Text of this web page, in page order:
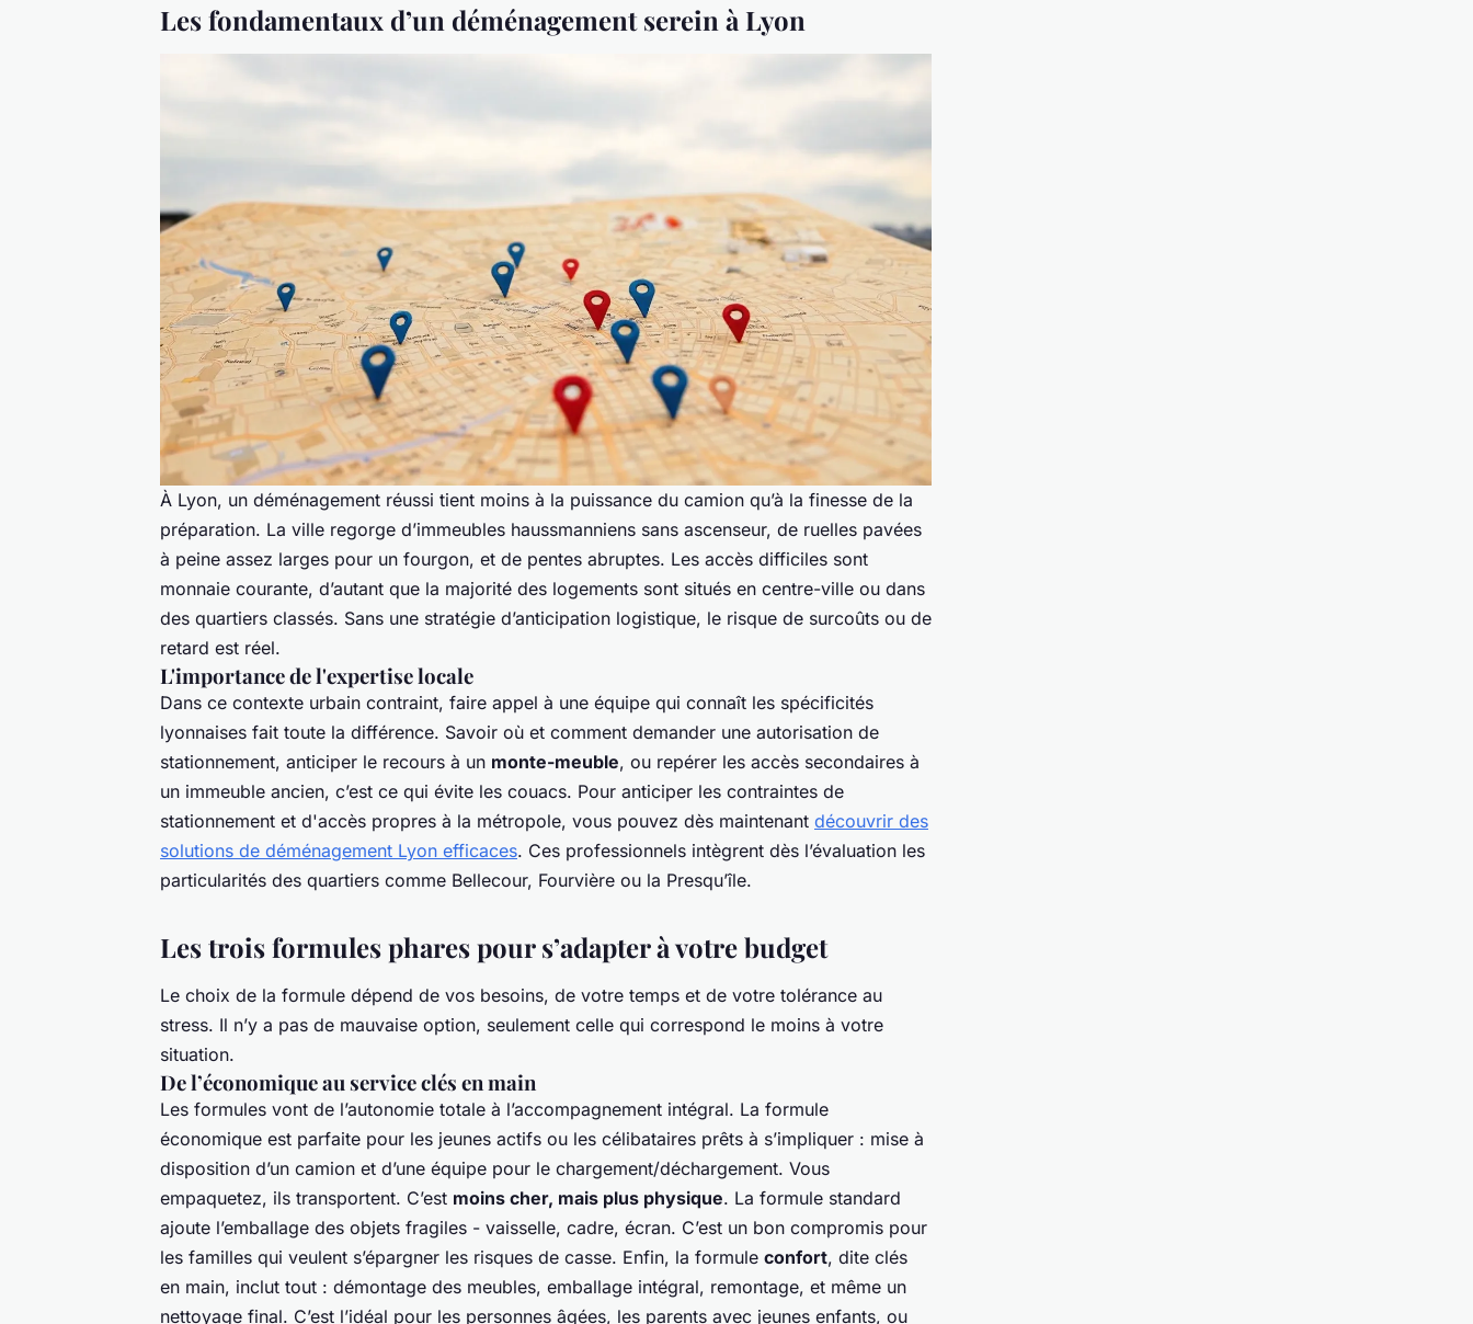
Les fondamentaux d’un déménagement serein à Lyon
À Lyon, un déménagement réussi tient moins à la puissance du camion qu’à la finesse de la
préparation. La ville regorge d’immeubles haussmanniens sans ascenseur, de ruelles pavées
à peine assez larges pour un fourgon, et de pentes abruptes. Les accès difficiles sont
monnaie courante, d’autant que la majorité des logements sont situés en centre-ville ou dans
des quartiers classés. Sans une stratégie d’anticipation logistique, le risque de surcoûts ou de
retard est réel.
L'importance de l'expertise locale
Dans ce contexte urbain contraint, faire appel à une équipe qui connaît les spécificités
lyonnaises fait toute la différence. Savoir où et comment demander une autorisation de
stationnement, anticiper le recours à un monte-meuble, ou repérer les accès secondaires à
un immeuble ancien, c’est ce qui évite les couacs. Pour anticiper les contraintes de
stationnement et d'accès propres à la métropole, vous pouvez dès maintenant découvrir des
solutions de déménagement Lyon efficaces. Ces professionnels intègrent dès l’évaluation les
particularités des quartiers comme Bellecour, Fourvière ou la Presqu’île.
Les trois formules phares pour s’adapter à votre budget
Le choix de la formule dépend de vos besoins, de votre temps et de votre tolérance au
stress. Il n’y a pas de mauvaise option, seulement celle qui correspond le moins à votre
situation.
De l’économique au service clés en main
Les formules vont de l’autonomie totale à l’accompagnement intégral. La formule
économique est parfaite pour les jeunes actifs ou les célibataires prêts à s’impliquer : mise à
disposition d’un camion et d’une équipe pour le chargement/déchargement. Vous
empaquetez, ils transportent. C’est moins cher, mais plus physique. La formule standard
ajoute l’emballage des objets fragiles - vaisselle, cadre, écran. C’est un bon compromis pour
les familles qui veulent s’épargner les risques de casse. Enfin, la formule confort, dite clés
en main, inclut tout : démontage des meubles, emballage intégral, remontage, et même un
nettoyage final. C’est l’idéal pour les personnes âgées, les parents avec jeunes enfants, ou